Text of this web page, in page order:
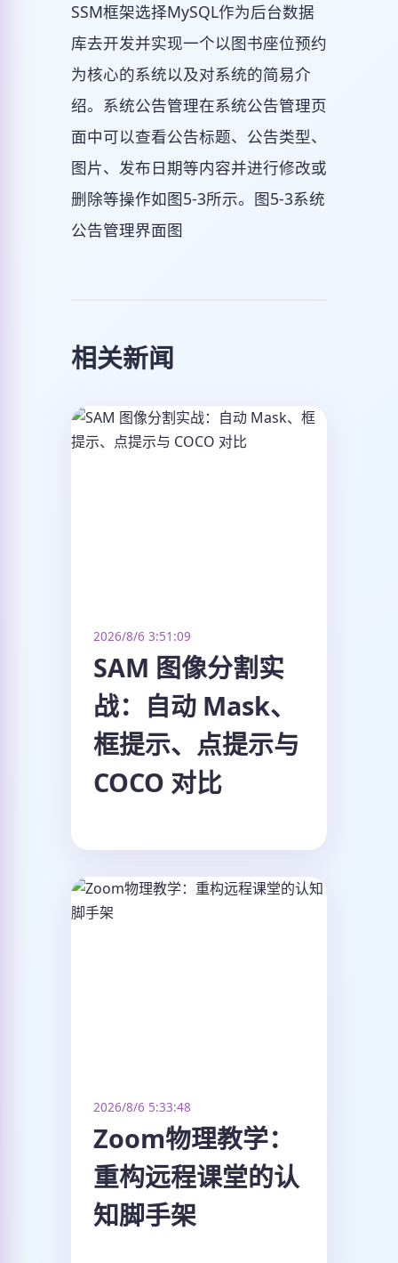
SSM框架选择MySQL作为后台数据
库去开发并实现一个以图书座位预约
为核心的系统以及对系统的简易介
绍。系统公告管理在系统公告管理页
面中可以查看公告标题、公告类型、
图片、发布日期等内容并进行修改或
删除等操作如图5-3所示。图5-3系统
公告管理界面图
相关新闻
2026/8/6 3:51:09
SAM 图像分割实
战：自动 Mask、
框提示、点提示与
COCO 对比
2026/8/6 5:33:48
Zoom物理教学：
重构远程课堂的认
知脚手架